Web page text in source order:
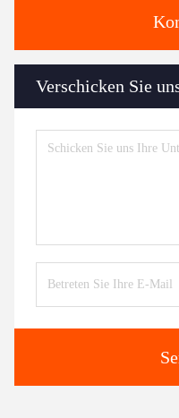
Verschicken Sie